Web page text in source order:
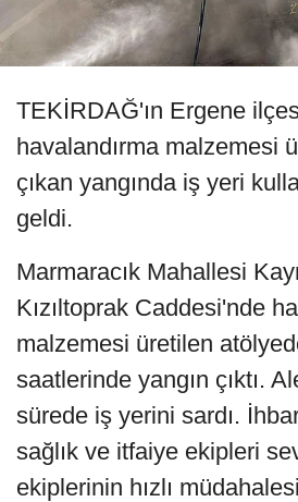
TEKİRDAĞ'ın Ergene
havalandırma malzemesi
çıkan yangında iş yeri
geldi.
Marmaracık Mahallesi
Kızıltoprak Caddesi'nde
malzemesi üretilen
saatlerinde yangın çıktı.
sürede iş yerini sardı.
sağlık ve itfaiye ekipleri
ekiplerinin hızlı